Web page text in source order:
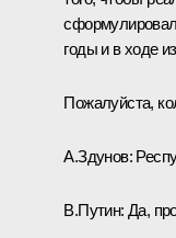
годы и в ходе
Пожалуйста,
А.Здунов:
В.Путин: Да,